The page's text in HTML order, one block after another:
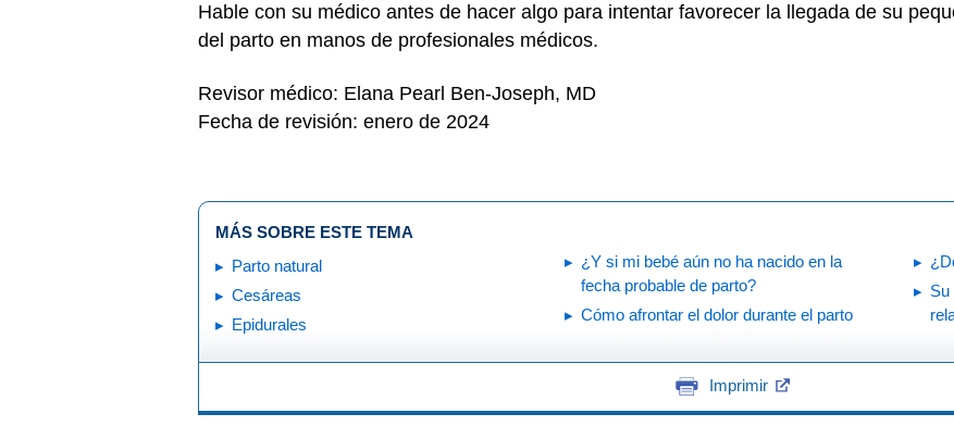
Hable con su médico antes de hacer algo para intentar favorecer la llegada de su
del parto en manos de profesionales médicos.
Revisor médico: Elana Pearl Ben-Joseph, MD
Fecha de revisión: enero de 2024
MÁS SOBRE ESTE TEMA
Parto natural
Cesáreas
Epidurales
¿Y si mi bebé aún no ha nacido en la
fecha probable de parto?
Cómo afrontar el dolor durante el parto
Su
Imprimir